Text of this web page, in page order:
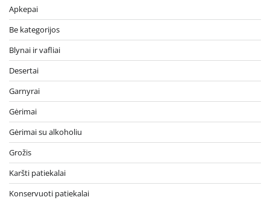
Apkepai
Be kategorijos
Blynai ir vafliai
Desertai
Garnyrai
Gėrimai
Gėrimai su alkoholiu
Grožis
Karšti patiekalai
Konservuoti patiekalai